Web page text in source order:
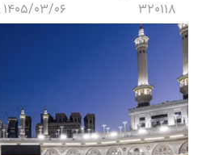
320118
1405/03/06 ساعت 00:35